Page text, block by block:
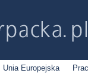
Unia Europejska